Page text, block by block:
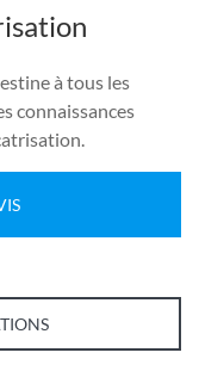
à tous les
connaissances